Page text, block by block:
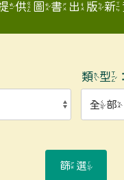
供圖書出版
類型
篩選